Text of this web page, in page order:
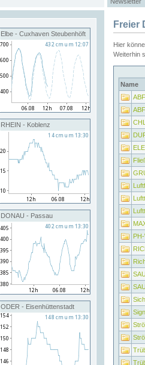
Elbe - Cuxhaven Steubenhöft
RHEIN - Koblenz
DONAU - Passau
ODER - Eisenhüttenstadt
Freier
Hier
Weiterhin
Name